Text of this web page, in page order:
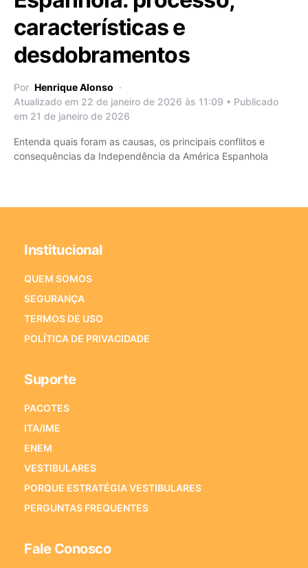
características e
desdobramentos
Por Henrique Alonso
Atualizado em 22 de janeiro de 2026 às 11:09 • Publicado
em 21 de janeiro de 2026
Entenda quais foram as causas, os principais conflitos e
consequências da Independência da América Espanhola
Institucional
QUEM SOMOS
SEGURANÇA
TERMOS DE USO
POLÍTICA DE PRIVACIDADE
Suporte
PACOTES
ITA/IME
ENEM
VESTIBULARES
PORQUE ESTRATÉGIA VESTIBULARES
PERGUNTAS FREQUENTES
Fale Conosco